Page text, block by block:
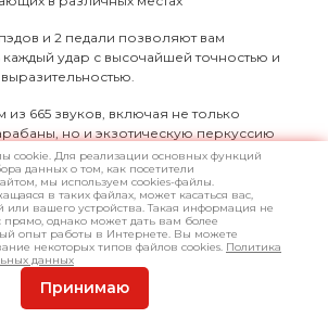
и 2 педали позволяют вам
удар с высочайшей точностью и
из 665 звуков, включая не только
но и экзотическую перкуссию
а также 80 уникальных ударных
создавать музыку в любом жанре.
создать уникальные и мощные
и поднять ваше мастерство на
cookie. Для реализации основных функций
данных о том, как посетители
мы используем cookies-файлы.
в таких файлах, может касаться вас,
или вашего устройства. Такая информация не
прямо, однако может дать вам более
опыт работы в Интернете. Вы можете
некоторых типов файлов cookies. Политика
данных
Принимаю